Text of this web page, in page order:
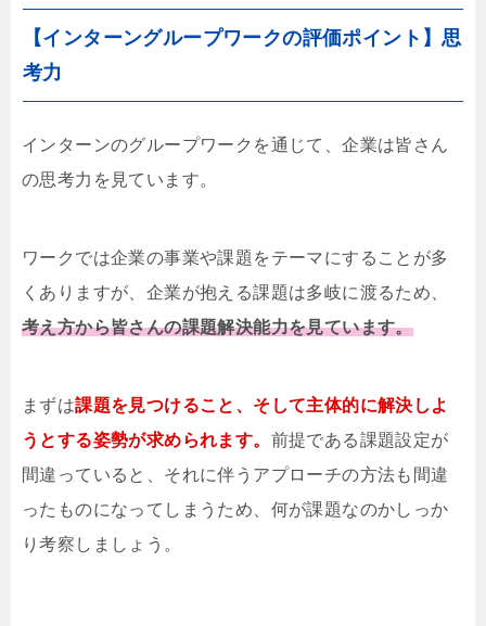
【インターングループワークの評価ポイント】思
考力
インターンのグループワークを通じて、企業は皆さん
の思考力を見ています。
ワークでは企業の事業や課題をテーマにすることが多
くありますが、企業が抱える課題は多岐に渡るため、
考え方から皆さんの課題解決能力を見ています。
まずは課題を見つけること、そして主体的に解決しよ
うとする姿勢が求められます。 前提である課題設定が
間違っていると、それに伴うアプローチの方法も間違
ったものになってしまうため、何が課題なのかしっか
り考察しましょう。